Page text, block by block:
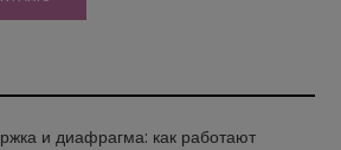
и диафрагма: как работают